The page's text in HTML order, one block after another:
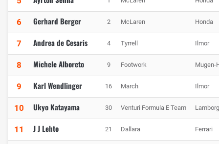
6 Gerhard Berger 2 McLaren Honda
7 Andrea de Cesaris 4 Tyrrell Ilmor
8 Michele Alboreto 9 Footwork Mugen-
9 Karl Wendlinger 16 March Ilmor
10 Ukyo Katayama 30 Venturi Formula E Team
11 J J Lehto 21 Dallara Ferrari